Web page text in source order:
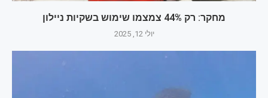
מחקר: רק 44% צמצמו שימוש בשקיות ניילון
יולי 12, 2025